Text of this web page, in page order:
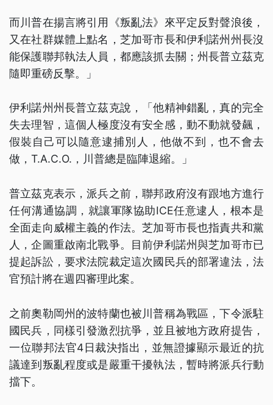
而川普在揚言將引用《叛亂法》來平定反對聲浪後，
又在社群媒體上點名，芝加哥市長和伊利諾州州長沒
能保護聯邦執法人員，都應該抓去關；州長普立茲克
隨即重磅反擊。」
伊利諾州州長普立茲克說，「他精神錯亂，真的完全
失去理智，這個人極度沒有安全感，動不動就發飆，
假裝自己可以隨意逮捕別人，他做不到，也不會去
做，T.A.C.O.，川普總是臨陣退縮。」
普立茲克表示，派兵之前，聯邦政府沒有跟地方進行
任何溝通協調，就讓軍隊協助ICE任意逮人，根本是
全面走向威權主義的作法。芝加哥市長也指責共和黨
人，企圖重啟南北戰爭。目前伊利諾州與芝加哥市已
提起訴訟，要求法院裁定這次國民兵的部署違法，法
官預計將在週四審理此案。
之前奧勒岡州的波特蘭也被川普稱為戰區，下令派駐
國民兵，同樣引發激烈抗爭，並且被地方政府提告，
一位聯邦法官4日裁決指出，並無證據顯示最近的抗
議達到叛亂程度或是嚴重干擾執法，暫時將派兵行動
擋下。